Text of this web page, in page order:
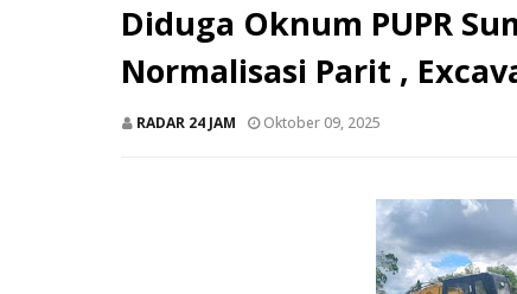
Diduga Oknum PUPR
Normalisasi Parit ,
RADAR 24 JAM Oktober 09, 2025